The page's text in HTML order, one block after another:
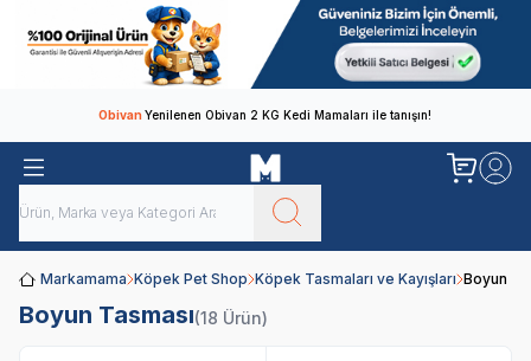
ObivanYenilenen Obivan 2 KG Kedi Mamaları ile tanışın!
Markamama Köpek Pet Shop Köpek Tasmaları ve Kayışları Boyun
Boyun Tasması(18 Ürün)